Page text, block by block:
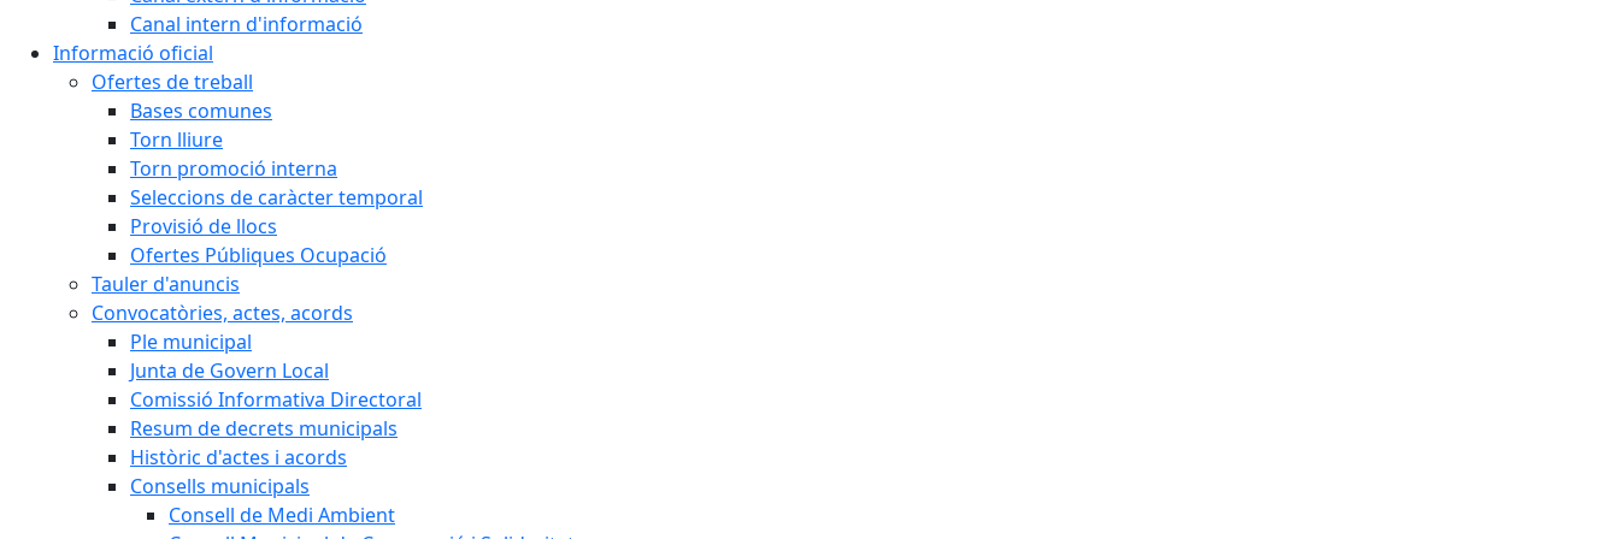
Canal intern d'informació
Informació oficial
Ofertes de treball
Bases comunes
Torn lliure
Torn promoció interna
Seleccions de caràcter temporal
Provisió de llocs
Ofertes Públiques Ocupació
Tauler d'anuncis
Convocatòries, actes, acords
Ple municipal
Junta de Govern Local
Comissió Informativa Directoral
Resum de decrets municipals
Històric d'actes i acords
Consells municipals
Consell de Medi Ambient